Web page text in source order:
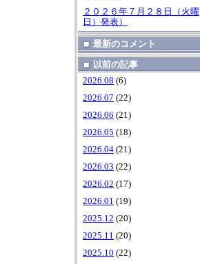
２０２６年７月２８日（火曜
日）発表）
最新のコメント
以前の記事
2026.08 (6)
2026.07 (22)
2026.06 (21)
2026.05 (18)
2026.04 (21)
2026.03 (22)
2026.02 (17)
2026.01 (19)
2025.12 (20)
2025.11 (20)
2025.10 (22)